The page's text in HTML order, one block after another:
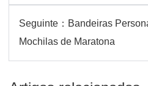
Seguinte： Bandeiras
Mochilas de Maratona